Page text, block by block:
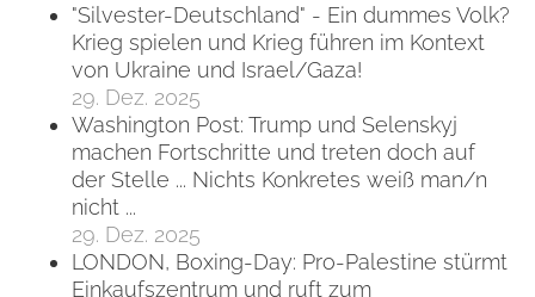
"Silvester-Deutschland" - Ein dummes Volk?
Krieg spielen und Krieg führen im Kontext
von Ukraine und Israel/Gaza!
29. Dez. 2025
Washington Post: Trump und Selenskyj
machen Fortschritte und treten doch auf
der Stelle ... Nichts Konkretes weiß man/n
nicht ...
29. Dez. 2025
LONDON, Boxing-Day: Pro-Palestine stürmt
Einkaufszentrum und ruft zum